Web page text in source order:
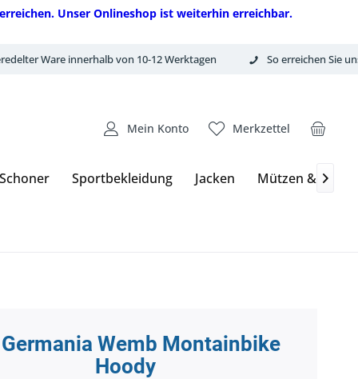
Unser Onlineshop ist weiterhin erreichbar.
Ware innerhalb von 10-12 Werktagen So erreichen Sie
Merkzettel
Mein Konto
Sportbekleidung Jacken Mützen & 
Wemb Montainbike
Hoody